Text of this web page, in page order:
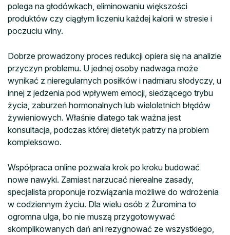
polega na głodówkach, eliminowaniu większości
produktów czy ciągłym liczeniu każdej kalorii w stresie i
poczuciu winy.
Dobrze prowadzony proces redukcji opiera się na analizie
przyczyn problemu. U jednej osoby nadwaga może
wynikać z nieregularnych posiłków i nadmiaru słodyczy, u
innej z jedzenia pod wpływem emocji, siedzącego trybu
życia, zaburzeń hormonalnych lub wieloletnich błędów
żywieniowych. Właśnie dlatego tak ważna jest
konsultacja, podczas której dietetyk patrzy na problem
kompleksowo.
Współpraca online pozwala krok po kroku budować
nowe nawyki. Zamiast narzucać nierealne zasady,
specjalista proponuje rozwiązania możliwe do wdrożenia
w codziennym życiu. Dla wielu osób z Żuromina to
ogromna ulga, bo nie muszą przygotowywać
skomplikowanych dań ani rezygnować ze wszystkiego,